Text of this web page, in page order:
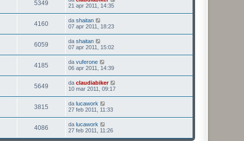
5349
21 apr 2011, 14:35
4160 da shaitan
07 apr 2011, 18:23
6059 da shaitan
07 apr 2011, 15:02
4185 da vuferone
06 apr 2011, 14:39
5649 da claudiabiker
10 mar 2011, 09:17
3815 da lucawork
27 feb 2011, 11:33
4086 da lucawork
27 feb 2011, 11:26